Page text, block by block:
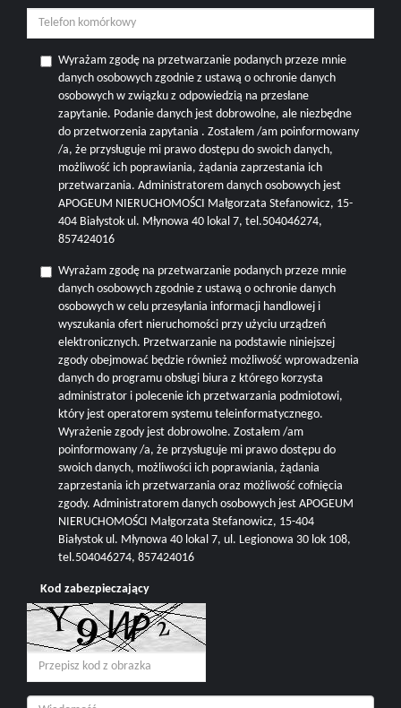
Wyrażam zgodę na przetwarzanie podanych przeze mnie
danych osobowych zgodnie z ustawą o ochronie danych
osobowych w związku z odpowiedzią na przesłane
zapytanie. Podanie danych jest dobrowolne, ale niezbędne
do przetworzenia zapytania . Zostałem /am poinformowany
/a, że przysługuje mi prawo dostępu do swoich danych,
możliwość ich poprawiania, żądania zaprzestania ich
przetwarzania. Administratorem danych osobowych jest
APOGEUM NIERUCHOMOŚCI Małgorzata Stefanowicz, 15-
404 Białystok ul. Młynowa 40 lokal 7, tel.504046274,
857424016
Wyrażam zgodę na przetwarzanie podanych przeze mnie
danych osobowych zgodnie z ustawą o ochronie danych
osobowych w celu przesyłania informacji handlowej i
wyszukania ofert nieruchomości przy użyciu urządzeń
elektronicznych. Przetwarzanie na podstawie niniejszej
zgody obejmować będzie również możliwość wprowadzenia
danych do programu obsługi biura z którego korzysta
administrator i polecenie ich przetwarzania podmiotowi,
który jest operatorem systemu teleinformatycznego.
Wyrażenie zgody jest dobrowolne. Zostałem /am
poinformowany /a, że przysługuje mi prawo dostępu do
swoich danych, możliwości ich poprawiania, żądania
zaprzestania ich przetwarzania oraz możliwość cofnięcia
zgody. Administratorem danych osobowych jest APOGEUM
NIERUCHOMOŚCI Małgorzata Stefanowicz, 15-404
Białystok ul. Młynowa 40 lokal 7, ul. Legionowa 30 lok 108,
tel.504046274, 857424016
Kod zabezpieczający